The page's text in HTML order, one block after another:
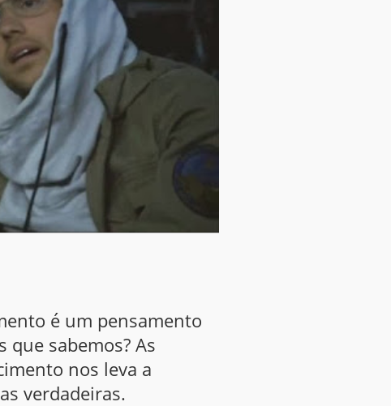
é um pensamento
que sabemos? As
nos leva a
verdadeiras.